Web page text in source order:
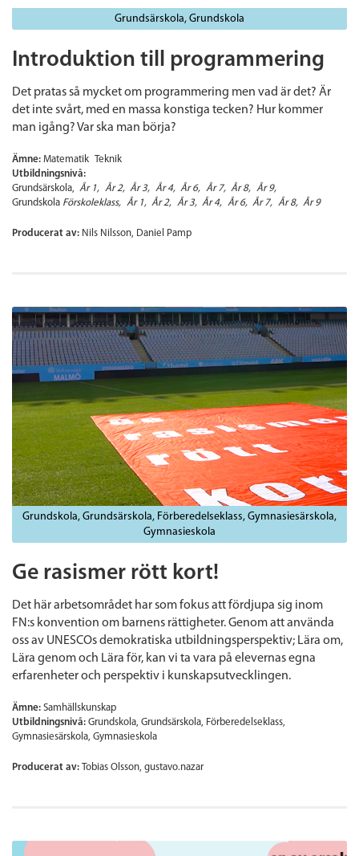
Grundsärskola Grundskola
Introduktion till programmering
Det pratas så mycket om programmering men vad är det? Är
det inte svårt, med en massa konstiga tecken? Hur kommer
man igång? Var ska man börja?
Ämne: Matematik Teknik
Utbildningsnivå:
Grundsärskola
År 1 År 2 År 3 År 4 År 6 År 7 År 8
År 9
Grundskola Förskoleklass År 1 År 2 År 3 År 4 År 6 År 7 År 8 År 9
Producerat av: Nils Nilsson, Daniel Pamp
Grundskola Grundsärskola Förberedelseklass Gymnasiesärskola
Gymnasieskola
Ge rasismer rött kort!
Det här arbetsområdet har som fokus att fördjupa sig inom
FN:s konvention om barnens rättigheter. Genom att använda
oss av UNESCOs demokratiska utbildningsperspektiv; Lära om,
Lära genom och Lära för, kan vi ta vara på elevernas egna
erfarenheter och perspektiv i kunskapsutvecklingen.
Ämne: Samhällskunskap
Utbildningsnivå: Grundskola Grundsärskola
Förberedelseklass
Gymnasiesärskola Gymnasieskola
Producerat av: Tobias Olsson, gustavo.nazar